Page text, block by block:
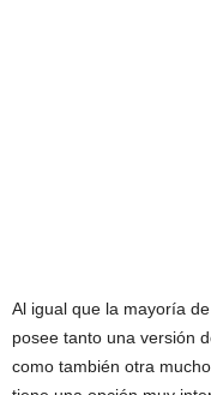
Al igual que la mayoría de
posee tanto una versión
como también otra